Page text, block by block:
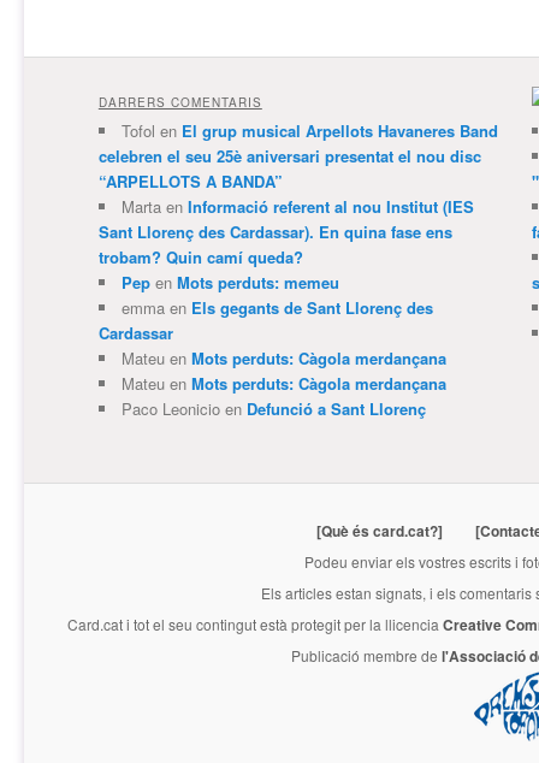
DARRERS COMENTARIS
Tofol en El grup musical Arpellots Havaneres Band
celebren el seu 25è aniversari presentat el nou disc
“ARPELLOTS A BANDA”
Martaen Informació referent al nou Institut (IES
Sant Llorenç des Cardassar). En quina fase ens
trobam? Quin camí queda?
Pepen Mots perduts: memeu
emmaen Els gegants de Sant Llorenç des
Cardassar
Mateuen Mots perduts: Càgola merdançana
Mateuen Mots perduts: Càgola merdançana
Paco Leonicioen Defunció a Sant Llorenç
[Què és card.cat?]
Podeu enviar els vostres escrits i
Els articles estan signats, i els
Card.cati tot el seu contingut està protegit per la llicencia Creative
Publicació membre de l'Associació